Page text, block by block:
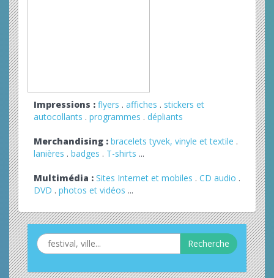
Impressions : flyers . affiches . stickers et
autocollants . programmes . dépliants
Merchandising : bracelets tyvek, vinyle et textile .
lanières . badges . T-shirts ...
Multimédia : Sites Internet et mobiles . CD audio .
DVD . photos et vidéos ...
Recherche